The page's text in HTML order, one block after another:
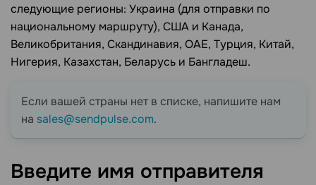
следующие регионы: Украина (для отправки по
национальному маршруту), США и Канада,
Великобритания, Скандинавия, ОАЕ, Турция, Китай,
Нигерия, Казахстан, Беларусь и Бангладеш.
Если вашей страны нет в списке, напишите нам
на sales@sendpulse.com.
Введите имя отправителя